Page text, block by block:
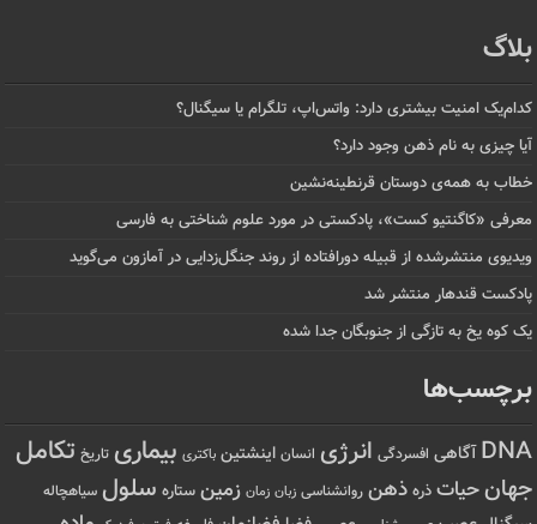
بلاگ
کدام‌یک امنیت بیشتری دارد: واتس‌اپ، تلگرام یا سیگنال؟
آیا چیزی به نام ذهن وجود دارد؟
خطاب به همه‌ی دوستان قرنطینه‌نشین
معرفی «کاگنتیو کست»، پادکستی در مورد علوم شناختی به فارسی
ویدیوی منتشرشده از قبیله دورافتاده‌ از روند جنگل‌زدایی در آمازون می‌گوید
پادکست قندهار منتشر شد
یک کوه یخ به تازگی از جنوبگان جدا شده
برچسب‌ها
DNA آگاهی افسردگی انرژی انسان اینشتین باکتری بیماری تاریخ تکامل
جهانحیات ذره ذهن روانشناسی زبان زمان زمین ستاره سلول سیاهچاله